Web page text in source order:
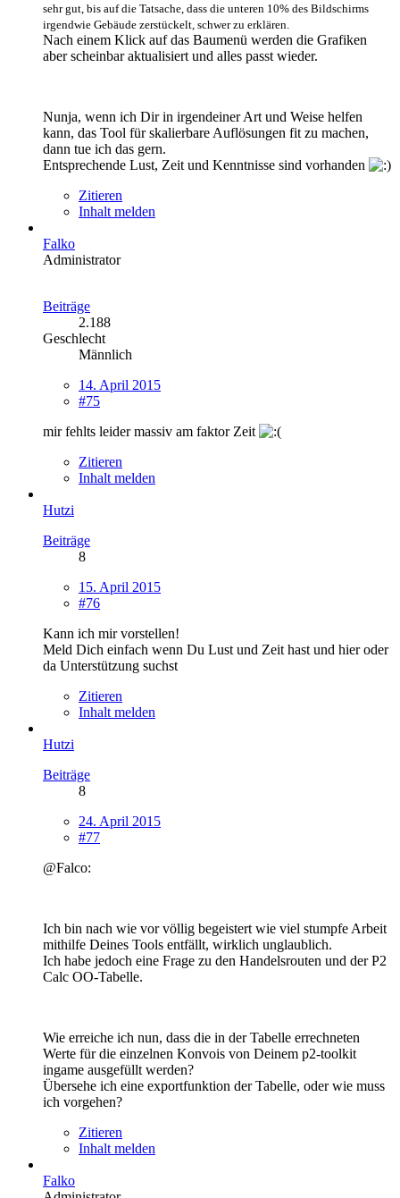
sehr gut, bis auf die Tatsache, dass die unteren 10% des Bildschirms
irgendwie Gebäude zerstückelt, schwer zu erklären.
Nach einem Klick auf das Baumenü werden die Grafiken
aber scheinbar aktualisiert und alles passt wieder.
Nunja, wenn ich Dir in irgendeiner Art und Weise helfen
kann, das Tool für skalierbare Auflösungen fit zu machen,
dann tue ich das gern.
Entsprechende Lust, Zeit und Kenntnisse sind vorhanden
Zitieren
Inhalt melden
Falko
Administrator
Beiträge
2.188
Geschlecht
Männlich
14. April 2015
#75
mir fehlts leider massiv am faktor Zeit
Zitieren
Inhalt melden
Hutzi
Beiträge
8
15. April 2015
#76
Kann ich mir vorstellen!
Meld Dich einfach wenn Du Lust und Zeit hast und hier oder
da Unterstützung suchst
Zitieren
Inhalt melden
Hutzi
Beiträge
8
24. April 2015
#77
@Falco:
Ich bin nach wie vor völlig begeistert wie viel stumpfe Arbeit
mithilfe Deines Tools entfällt, wirklich unglaublich.
Ich habe jedoch eine Frage zu den Handelsrouten und der P2
Calc OO-Tabelle.
Wie erreiche ich nun, dass die in der Tabelle errechneten
Werte für die einzelnen Konvois von Deinem p2-toolkit
ingame ausgefüllt werden?
Übersehe ich eine exportfunktion der Tabelle, oder wie muss
ich vorgehen?
Zitieren
Inhalt melden
Falko